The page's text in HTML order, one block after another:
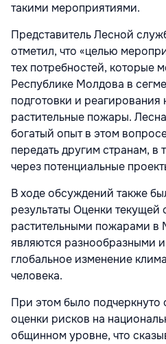
такими мероприятиями.
Представитель Лесной
отметил, что «целью
тех потребностей, которые
Республике Молдова в
подготовки и реагирования
растительные пожары.
богатый опыт в этом
передать другим странам, в
через потенциальные
В ходе обсуждений также
результаты Оценки
растительными пожарами
являются разнообразными
глобальное изменение
человека.
При этом было подчеркнуто
оценки рисков на
общинном уровне, что